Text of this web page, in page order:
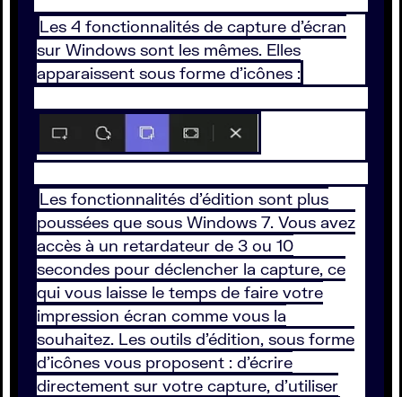
Les 4 fonctionnalités de capture d’écran
sur Windows sont les mêmes. Elles
apparaissent sous forme d’icônes :
Les fonctionnalités d’édition sont plus
poussées que sous Windows 7. Vous avez
accès à un retardateur de 3 ou 10
secondes pour déclencher la capture, ce
qui vous laisse le temps de faire votre
impression écran comme vous la
souhaitez. Les outils d’édition, sous forme
d’icônes vous proposent : d’écrire
directement sur votre capture, d’utiliser